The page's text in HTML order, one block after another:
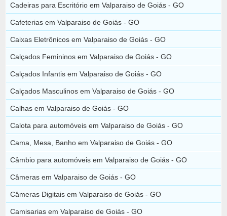
Cadeiras para Escritório em Valparaiso de Goiás - GO
Cafeterias em Valparaiso de Goiás - GO
Caixas Eletrônicos em Valparaiso de Goiás - GO
Calçados Femininos em Valparaiso de Goiás - GO
Calçados Infantis em Valparaiso de Goiás - GO
Calçados Masculinos em Valparaiso de Goiás - GO
Calhas em Valparaiso de Goiás - GO
Calota para automóveis em Valparaiso de Goiás - GO
Cama, Mesa, Banho em Valparaiso de Goiás - GO
Câmbio para automóveis em Valparaiso de Goiás - GO
Câmeras em Valparaiso de Goiás - GO
Câmeras Digitais em Valparaiso de Goiás - GO
Camisarias em Valparaiso de Goiás - GO